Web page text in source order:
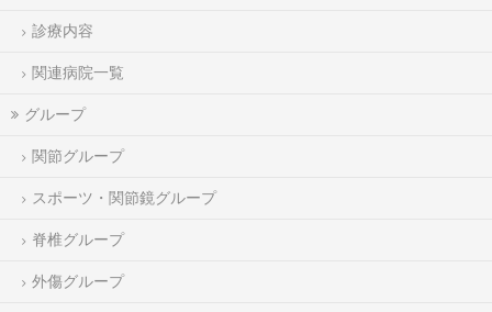
診療内容
関連病院一覧
グループ
関節グループ
スポーツ・関節鏡グループ
脊椎グループ
外傷グループ